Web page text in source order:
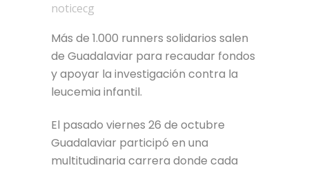
noticecg
Más de 1.000 runners solidarios salen
de Guadalaviar para recaudar fondos
y apoyar la investigación contra la
leucemia infantil.
El pasado viernes 26 de octubre
Guadalaviar participó en una
multitudinaria carrera donde cada